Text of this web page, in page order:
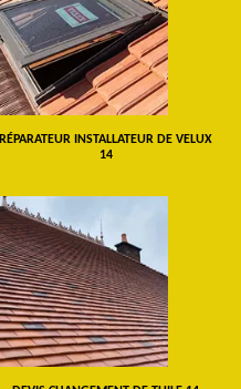
RÉPARATEUR INSTALLATEUR DE VELUX
14